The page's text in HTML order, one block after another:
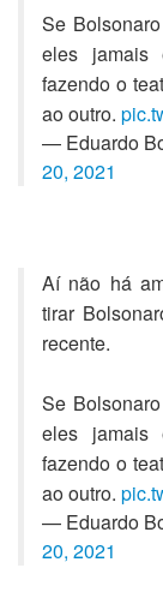
Se
eles jamais
fazendo o
ao outro.
— Eduardo
20, 2021
Aí não há
tirar
recente.
Se
eles jamais
fazendo o
ao outro.
— Eduardo
20, 2021